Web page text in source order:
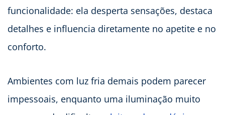
funcionalidade: ela desperta sensações, destaca
detalhes e influencia diretamente no apetite e no
conforto.
Ambientes com luz fria demais podem parecer
impessoais, enquanto uma iluminação muito